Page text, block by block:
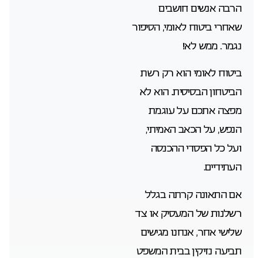
הרבה אנשים חושבים
שאחרי ביטוח לאומי, הסיפור
נגמר. ממש לא!
ביטוח לאומי הוא רק רשת
הביטחון הבסיסית. הוא לא
מפצה אתכם על עוגמת
הנפש, על הכאב האמיתי,
ועל כל הפסדי ההכנסה
העתידיים.
אם התאונה קרתה בגלל
רשלנות של המעסיק או צד
שלישי אחר, אנחנו מגישים
תביעה נזיקין בבית המשפט